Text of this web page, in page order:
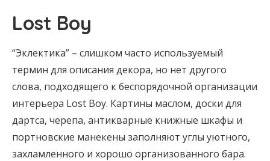
Lost Boy
“Эклектика” – слишком часто используемый
термин для описания декора, но нет другого
слова, подходящего к беспорядочной организации
интерьера Lost Boy. Картины маслом, доски для
дартса, черепа, антикварные книжные шкафы и
портновские манекены заполняют углы уютного,
захламленного и хорошо организованного бара.